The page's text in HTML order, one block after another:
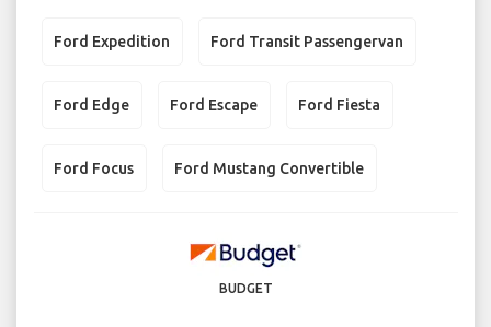
Ford Expedition Ford Transit Passengervan
Ford Edge Ford Escape Ford Fiesta
Ford Focus Ford Mustang Convertible
BUDGET